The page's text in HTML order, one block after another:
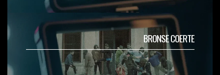
BRONSE COERTE